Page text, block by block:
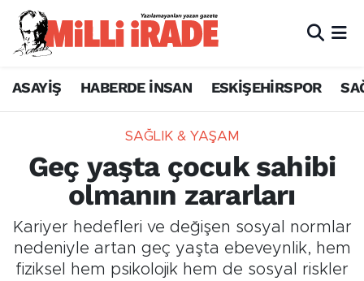
ASAYİŞ HABERDE İNSAN ESKİŞEHİRSPOR
SAĞLIK & YAŞAM
Geç yaşta çocuk sahibi
olmanın zararları
Kariyer hedefleri ve değişen sosyal normlar
nedeniyle artan geç yaşta ebeveynlik, hem
fiziksel hem psikolojik hem de sosyal riskler